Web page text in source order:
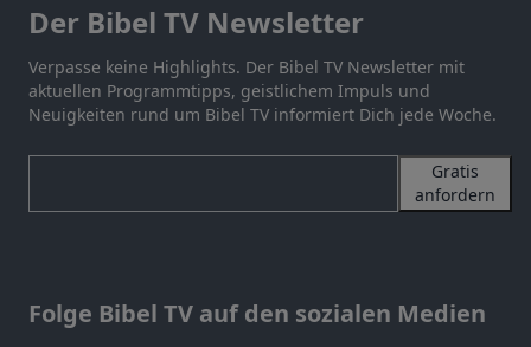
Der Bibel TV Newsletter
Verpasse keine Highlights. Der Bibel TV Newsletter mit
aktuellen Programmtipps, geistlichem Impuls und
Neuigkeiten rund um Bibel TV informiert Dich jede Woche.
Gratis
anfordern
Folge Bibel TV auf den sozialen Medien